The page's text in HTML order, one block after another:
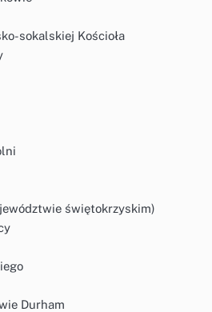
sokalskiej Kościoła
świętokrzyskim)
Durham